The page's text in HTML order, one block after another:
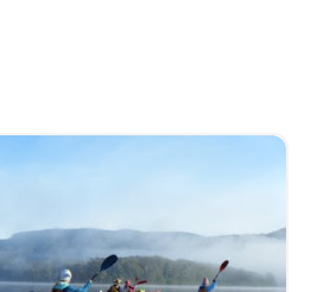
paar Stunden auf den Weg.
gehen Sie angeln oder
Stille.
Valley Safaris in
Martindale.